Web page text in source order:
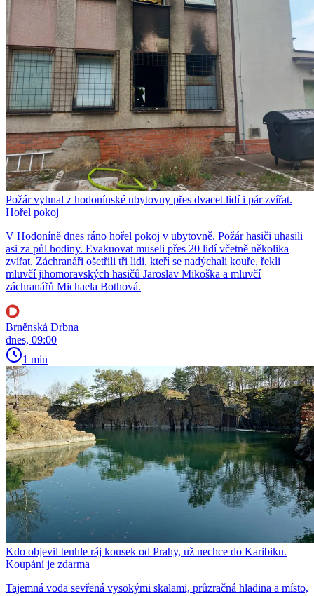
Požár vyhnal z hodonínské ubytovny přes dvacet lidí i pár zvířat.
Hořel pokoj
V Hodoníně dnes ráno hořel pokoj v ubytovně. Požár hasiči uhasili
asi za půl hodiny. Evakuovat museli přes 20 lidí včetně několika
zvířat. Záchranáři ošetřili tři lidi, kteří se nadýchali kouře, řekli
mluvčí jihomoravských hasičů Jaroslav Mikoška a mluvčí
záchranářů Michaela Bothová.
Brněnská Drbna
dnes, 09:00
1 min
Kdo objevil tenhle ráj kousek od Prahy, už nechce do Karibiku.
Koupání je zdarma
Tajemná voda sevřená vysokými skalami, průzračná hladina a místo,